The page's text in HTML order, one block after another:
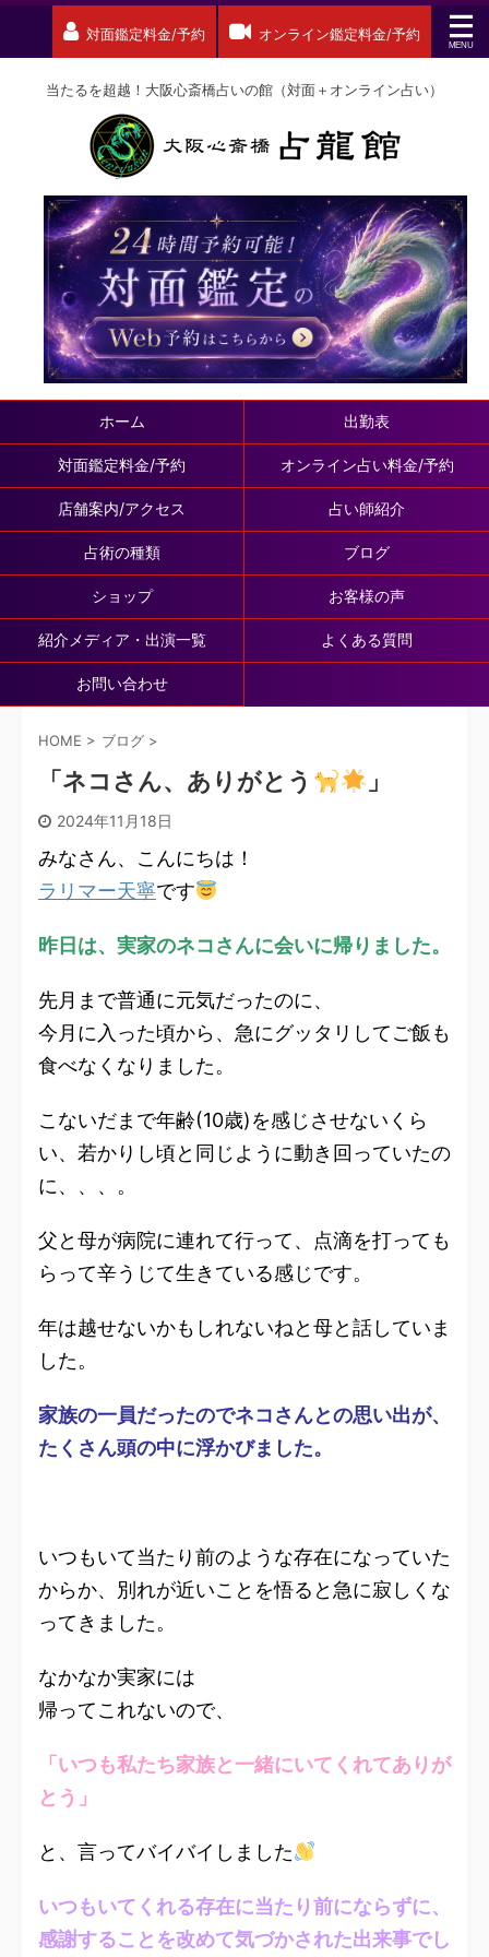
対面鑑定料金/予約 オンライン鑑定料金/予約
当たるを超越！大阪心斎橋占いの館（対面＋オンライン占い）
ホーム 出勤表
対面鑑定料金/予約 オンライン占い料金/予約
店舗案内/アクセス 占い師紹介
占術の種類 ブログ
ショップ お客様の声
紹介メディア・出演一覧 よくある質問
お問い合わせ
HOME > ブログ >
「ネコさん、ありがとう 」
2024年11月18日
みなさん、こんにちは！
ラリマー天寧です
昨日は、実家のネコさんに会いに帰りました。
先月まで普通に元気だったのに、
今月に入った頃から、急にグッタリしてご飯も
食べなくなりました。
こないだまで年齢(10歳)を感じさせないくら
い、若かりし頃と同じように動き回っていたの
に、、、。
父と母が病院に連れて行って、点滴を打っても
らって辛うじて生きている感じです。
年は越せないかもしれないねと母と話していま
した。
家族の一員だったのでネコさんとの思い出が、
たくさん頭の中に浮かびました。
いつもいて当たり前のような存在になっていた
からか、別れが近いことを悟ると急に寂しくな
ってきました。
なかなか実家には
帰ってこれないので、
「いつも私たち家族と一緒にいてくれてありが
とう」
と、言ってバイバイしました
いつもいてくれる存在に当たり前にならずに、
感謝することを改めて気づかされた出来事でし